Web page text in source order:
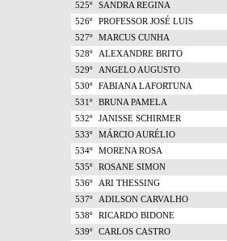
525º
SANDRA REGINA
526º
PROFESSOR JOSÉ LUIS
527º
MARCUS CUNHA
528º
ALEXANDRE BRITO
529º
ANGELO AUGUSTO
530º
FABIANA LAFORTUNA
531º
BRUNA PAMELA
532º
JANISSE SCHIRMER
533º
MÁRCIO AURÉLIO
534º
MORENA ROSA
535º
ROSANE SIMON
536º
ARI THESSING
537º
ADILSON CARVALHO
538º
RICARDO BIDONE
539º
CARLOS CASTRO